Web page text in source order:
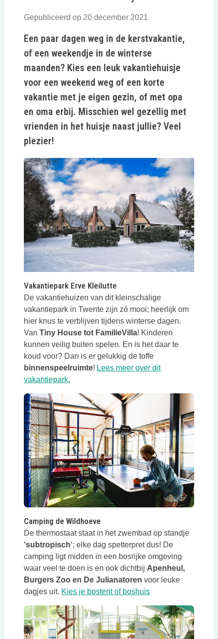
Gepubliceerd op 20 december 2021
Een paar dagen weg in de kerstvakantie,
of een weekendje in de winterse
maanden? Kies een leuk vakantiehuisje
voor een weekend weg of een korte
vakantie met je eigen gezin, of met opa
en oma erbij. Misschien wel gezellig met
vrienden in het huisje naast jullie? Veel
plezier!
Vakantiepark Erve Kleilutte
De vakantiehuizen van dit kleinschalige
vakantiepark in Twente zijn zó mooi; heerlijk om
hier knus te verblijven tijdens winterse dagen.
Van Tiny House tot FamilieVilla! Kinderen
kunnen veilig buiten spelen. En is het daar te
koud voor? Dan is er gelukkig de toffe
binnenspeelruimte! Lees meer over dit
vakantiepark.
Camping de Wildhoeve
De thermostaat staat in het zwembad op standje
‘subtropisch‘; elke dag spetterpret dus! De
camping ligt midden in een bosrijke omgeving
waar veel te doen is en ook dichtbij Apenheul,
Burgers Zoo en De Julianatoren voor leuke
dagjes uit. Kies je bostent of boshuisDeze link opent in